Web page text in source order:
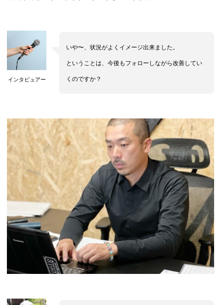
インタビュアー
いや〜、状況がよくイメージ出来ました。
ということは、今後もフォローしながら改善してい
くのですか？